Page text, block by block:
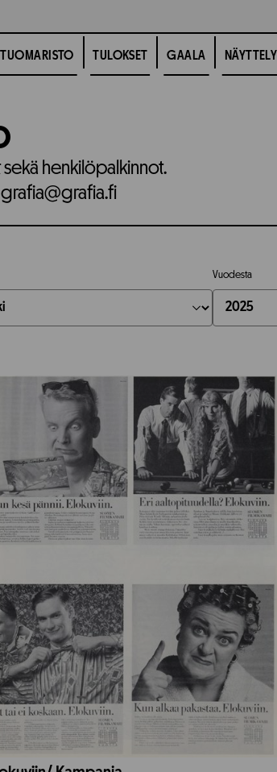
TUOMARISTO TULOKSET GAALA NÄYTTELY
sekä henkilöpalkinnot.
grafia@grafia.fi
Vuodesta